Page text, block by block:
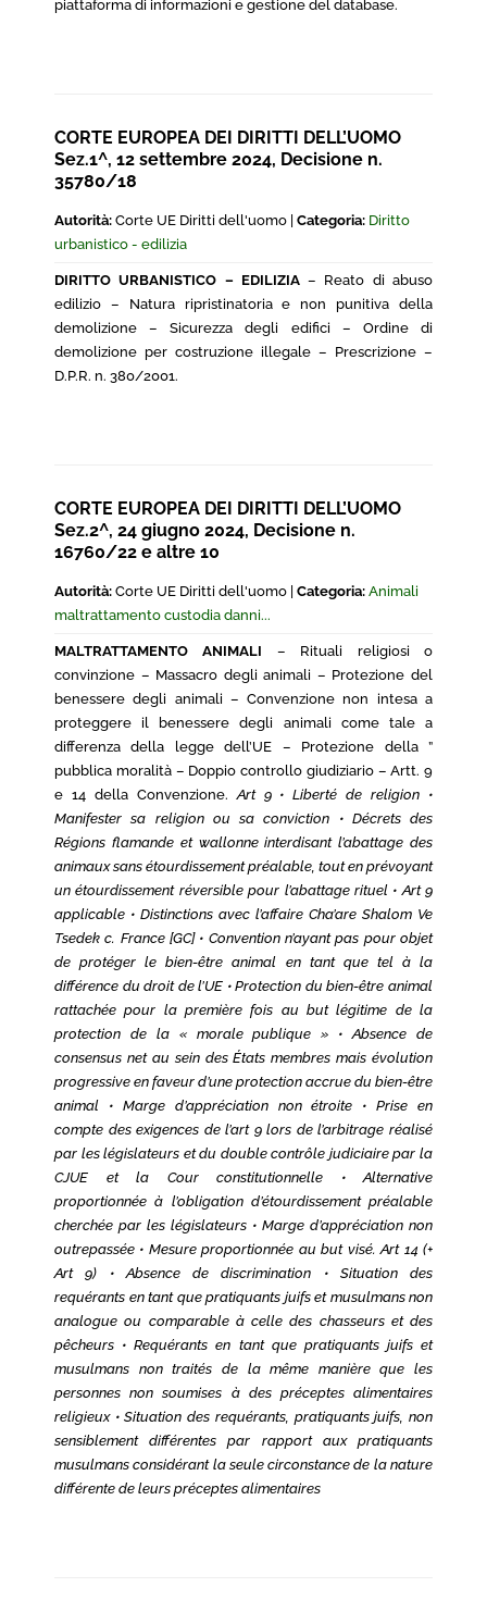
piattaforma di informazioni e gestione del database.
CORTE EUROPEA DEI DIRITTI DELL’UOMO
Sez.1^, 12 settembre 2024, Decisione n.
35780/18
Autorità: Corte UE Diritti dell'uomo | Categoria: Diritto
urbanistico - edilizia
DIRITTO URBANISTICO – EDILIZIA– Reato di abuso
edilizio – Natura ripristinatoria e non punitiva della
demolizione – Sicurezza degli edifici – Ordine di
demolizione per costruzione illegale – Prescrizione –
D.P.R. n. 380/2001.
CORTE EUROPEA DEI DIRITTI DELL’UOMO
Sez.2^, 24 giugno 2024, Decisione n.
16760/22 e altre 10
Autorità: Corte UE Diritti dell'uomo | Categoria: Animali
maltrattamento custodia danni...
MALTRATTAMENTO ANIMALI – Rituali religiosi o
convinzione – Massacro degli animali – Protezione del
benessere degli animali – Convenzione non intesa a
proteggere il benessere degli animali come tale a
differenza della legge dell’UE – Protezione della ”
pubblica moralità – Doppio controllo giudiziario – Artt. 9
e 14 della Convenzione.Art 9 • Liberté de religion •
Manifester sa religion ou sa conviction • Décrets des
Régions flamande et wallonne interdisant l’abattage des
animaux sans étourdissement préalable, tout en prévoyant
un étourdissement réversible pour l’abattage rituel • Art 9
applicable • Distinctions avec l’affaire Cha’are Shalom Ve
Tsedek c. France [GC] • Convention n’ayant pas pour objet
de protéger le bien-être animal en tant que tel à la
différence du droit de l’UE • Protection du bien-être animal
rattachée pour la première fois au but légitime de la
protection de la « morale publique » • Absence de
consensus net au sein des États membres mais évolution
progressive en faveur d’une protection accrue du bien-être
animal • Marge d’appréciation non étroite • Prise en
compte des exigences de l’art 9 lors de l’arbitrage réalisé
par les législateurs et du double contrôle judiciaire par la
CJUE et la Cour constitutionnelle • Alternative
proportionnée à l’obligation d’étourdissement préalable
cherchée par les législateurs • Marge d’appréciation non
outrepassée • Mesure proportionnée au but visé. Art 14 (+
Art 9) • Absence de discrimination • Situation des
requérants en tant que pratiquants juifs et musulmans non
analogue ou comparable à celle des chasseurs et des
pêcheurs • Requérants en tant que pratiquants juifs et
musulmans non traités de la même manière que les
personnes non soumises à des préceptes alimentaires
religieux • Situation des requérants, pratiquants juifs, non
sensiblement différentes par rapport aux pratiquants
musulmans considérant la seule circonstance de la nature
différente de leurs préceptes alimentaires